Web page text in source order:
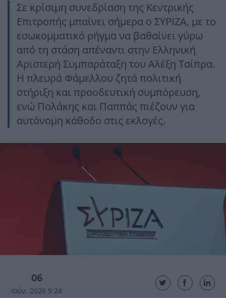
Σε κρίσιμη συνεδρίαση της Κεντρικής
Επιτροπής μπαίνει σήμερα ο ΣΥΡΙΖΑ, με το
εσωκομματικό ρήγμα να βαθαίνει γύρω
από τη στάση απέναντι στην Ελληνική
Αριστερή Συμπαράταξη του Αλέξη Τσίπρα.
Η πλευρά Φάμελλου ζητά πολιτική
στήριξη και προοδευτική συμπόρευση,
ενώ Πολάκης και Παππάς πιέζουν για
αυτόνομη κάθοδο στις εκλογές.
06
Ιούν. 2026 9:24